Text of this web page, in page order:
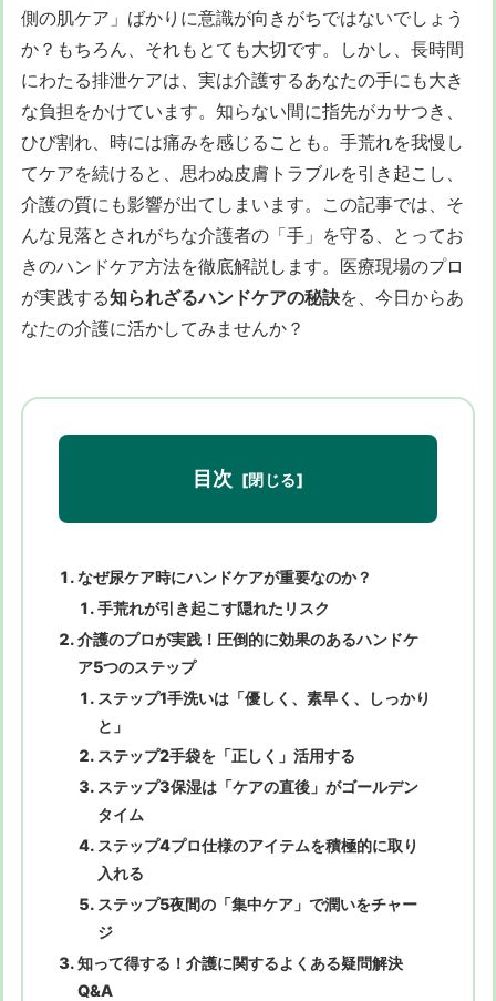
側の肌ケア」ばかりに意識が向きがちではないでしょう
か？もちろん、それもとても大切です。しかし、長時間
にわたる排泄ケアは、実は介護するあなたの手にも大き
な負担をかけています。知らない間に指先がカサつき、
ひび割れ、時には痛みを感じることも。手荒れを我慢し
てケアを続けると、思わぬ皮膚トラブルを引き起こし、
介護の質にも影響が出てしまいます。この記事では、そ
んな見落とされがちな介護者の「手」を守る、とってお
きのハンドケア方法を徹底解説します。医療現場のプロ
が実践する知られざるハンドケアの秘訣を、今日からあ
なたの介護に活かしてみませんか？
目次
なぜ尿ケア時にハンドケアが重要なのか？
手荒れが引き起こす隠れたリスク
介護のプロが実践！圧倒的に効果のあるハンドケ
ア5つのステップ
ステップ1手洗いは「優しく、素早く、しっかり
と」
ステップ2手袋を「正しく」活用する
ステップ3保湿は「ケアの直後」がゴールデン
タイム
ステップ4プロ仕様のアイテムを積極的に取り
入れる
ステップ5夜間の「集中ケア」で潤いをチャー
ジ
知って得する！介護に関するよくある疑問解決
Q&A